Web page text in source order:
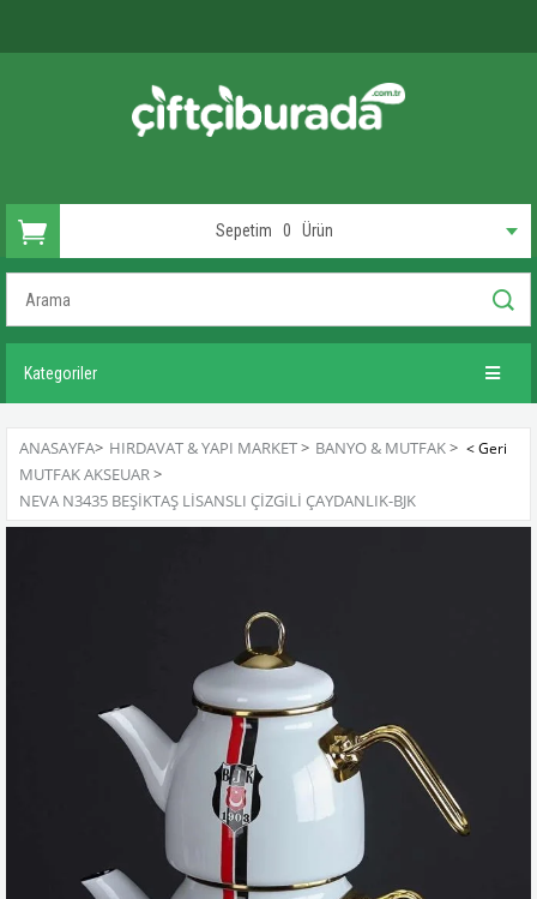
Sepetim 0 Ürün
Kategoriler
ANASAYFA> HIRDAVAT & YAPI MARKET> BANYO & MUTFAK>
MUTFAK AKSEUAR>
NEVA N3435 BEŞIKTAŞ LISANSLI ÇIZGILI ÇAYDANLIK-BJK